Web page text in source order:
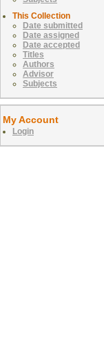
This Collection
Date submitted
Date assigned
Date accepted
Titles
Authors
Advisor
Subjects
My Account
Login